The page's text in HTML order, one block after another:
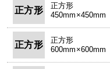
正方形
正方形
450mm×450mm
正方形
正方形
600mm×600mm